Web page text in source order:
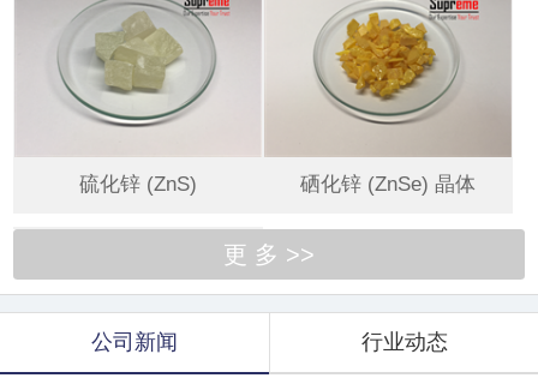
硫化锌 (ZnS) 硒化锌 (ZnSe) 晶体
更 多 >>
公司新闻 行业动态